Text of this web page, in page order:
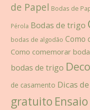
de Papel Bodas de
Pérola Bodas de trigo
bodas de algodão Como
Como comemorar
bodas de trigo
de casamento Dicas
gratuito